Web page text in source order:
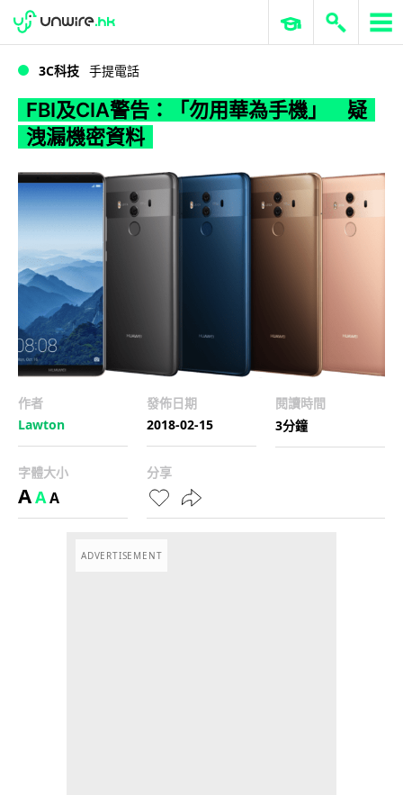
WWDC 2026 ERP 與商業 AI
3C科技 手提電話
FBI及CIA警告：「勿用華為手機」 疑
洩漏機密資料
作者
Lawton
發佈日期
2018-02-15
閱讀時間
3分鐘
字體大小
AAA
分享
ADVERTISEMENT